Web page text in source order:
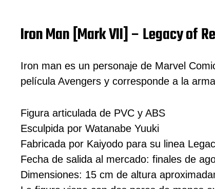
a
d
l
a
e
n
r
a
d
a
Iron Man [Mark VII] – Legacy of
Iron man es un personaje de Marvel
película Avengers y corresponde a la
Figura articulada de PVC y ABS
Esculpida por Watanabe Yuuki
Fabricada por Kaiyodo para su linea
Fecha de salida al mercado: finales de
Dimensiones: 15 cm de altura